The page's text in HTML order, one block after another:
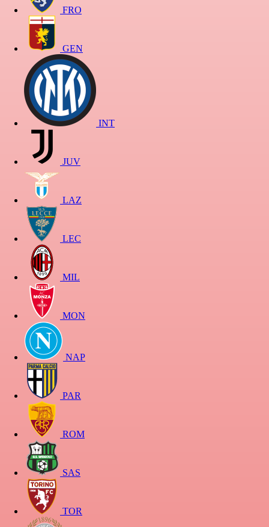
FRO
GEN
INT
JUV
LAZ
LEC
MIL
MON
NAP
PAR
ROM
SAS
TOR